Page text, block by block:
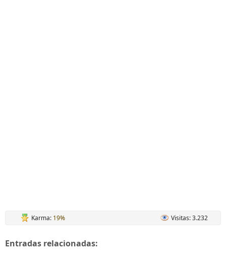
Karma: 19% Visitas: 3.232
Entradas relacionadas: